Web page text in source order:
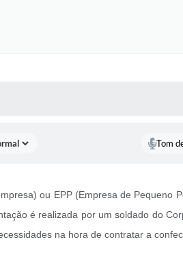
Tom
ou EPP (Empresa de
é realizada por um soldado do
na hora de contratar a